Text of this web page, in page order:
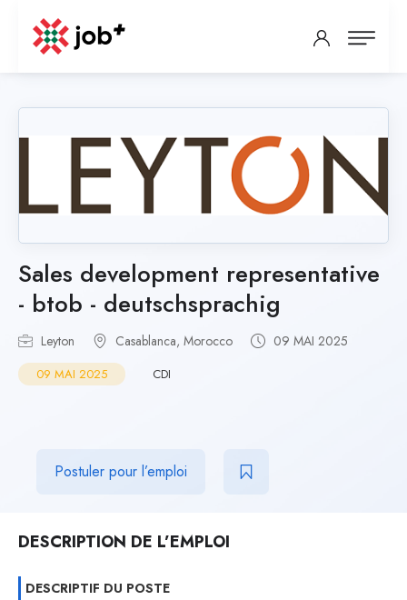
Sales development representative
- btob - deutschsprachig
Leyton Casablanca, Morocco 09 MAI 2025
09 MAI 2025 CDI
Postuler pour l’emploi
DESCRIPTION DE L’EMPLOI
DESCRIPTIF DU POSTE